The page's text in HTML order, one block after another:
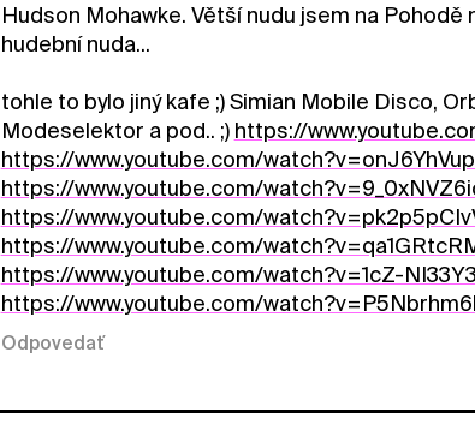
Hudson Mohawke. Větší nudu jsem na
hudební nuda...
tohle to bylo jiný kafe ;) Simian Mobile Disco,
Modeselektor a pod.. ;) https://
https://www.youtube.com/
https://www.youtube.com/
https://www.youtube.com/
https://www.youtube.com/
https://www.youtube.com/watch?v=1cZ-
https://www.youtube.com/
Odpovedať